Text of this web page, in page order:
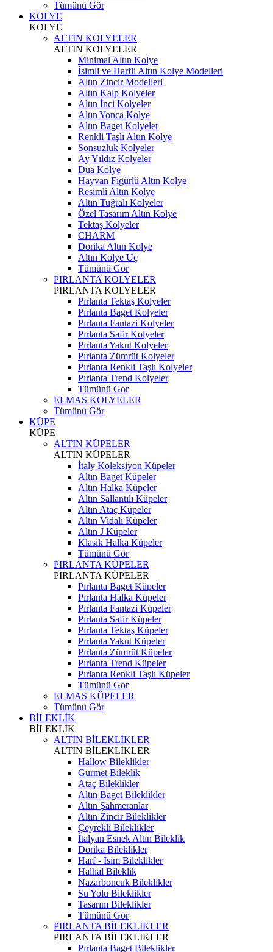
Tümünü Gör
KOLYE
KOLYE
ALTIN KOLYELER
ALTIN KOLYELER
Minimal Altın Kolye
İsimli ve Harfli Altın Kolye Modelleri
Altın Zincir Modelleri
Altın Kalp Kolyeler
Altın İnci Kolyeler
Altın Yonca Kolye
Altın Baget Kolyeler
Renkli Taşlı Altın Kolye
Sonsuzluk Kolyeler
Ay Yıldız Kolyeler
Dua Kolye
Hayvan Figürlü Altın Kolye
Resimli Altın Kolye
Altın Tuğralı Kolyeler
Özel Tasarım Altın Kolye
Tektaş Kolyeler
CHARM
Dorika Altın Kolye
Altın Kolye Uç
Tümünü Gör
PIRLANTA KOLYELER
PIRLANTA KOLYELER
Pırlanta Tektaş Kolyeler
Pırlanta Baget Kolyeler
Pırlanta Fantazi Kolyeler
Pırlanta Safir Kolyeler
Pırlanta Yakut Kolyeler
Pırlanta Zümrüt Kolyeler
Pırlanta Renkli Taşlı Kolyeler
Pırlanta Trend Kolyeler
Tümünü Gör
ELMAS KOLYELER
Tümünü Gör
KÜPE
KÜPE
ALTIN KÜPELER
ALTIN KÜPELER
İtaly Koleksiyon Küpeler
Altın Baget Küpeler
Altın Halka Küpeler
Altın Sallantılı Küpeler
Altın Ataç Küpeler
Altın Vidalı Küpeler
Altın J Küpeler
Klasik Halka Küpeler
Tümünü Gör
PIRLANTA KÜPELER
PIRLANTA KÜPELER
Pırlanta Baget Küpeler
Pırlanta Halka Küpeler
Pırlanta Fantazi Küpeler
Pırlanta Safir Küpeler
Pırlanta Tektaş Küpeler
Pırlanta Yakut Küpeler
Pırlanta Zümrüt Küpeler
Pırlanta Trend Küpeler
Pırlanta Renkli Taşlı Küpeler
Tümünü Gör
ELMAS KÜPELER
Tümünü Gör
BİLEKLİK
BİLEKLİK
ALTIN BİLEKLİKLER
ALTIN BİLEKLİKLER
Hallow Bileklikler
Gurmet Bileklik
Ataç Bileklikler
Altın Baget Bileklikler
Altın Şahmeranlar
Altın Zincir Bileklikler
Çeyrekli Bileklikler
İtalyan Esnek Altın Bileklik
Dorika Bileklikler
Harf - İsim Bileklikler
Halhal Bileklik
Nazarboncuk Bileklikler
Su Yolu Bileklikler
Tasarım Bileklikler
Tümünü Gör
PIRLANTA BİLEKLİKLER
PIRLANTA BİLEKLİKLER
Pırlanta Baget Bileklikler